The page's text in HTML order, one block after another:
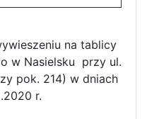
na tablicy
w Nasielsku przy ul.
pok. 214) w dniach
r.